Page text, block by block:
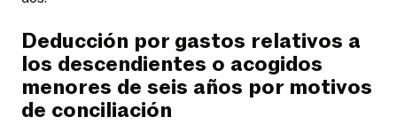
Deducción por gastos relativos a
los descendientes o acogidos
menores de seis años por motivos
de conciliación